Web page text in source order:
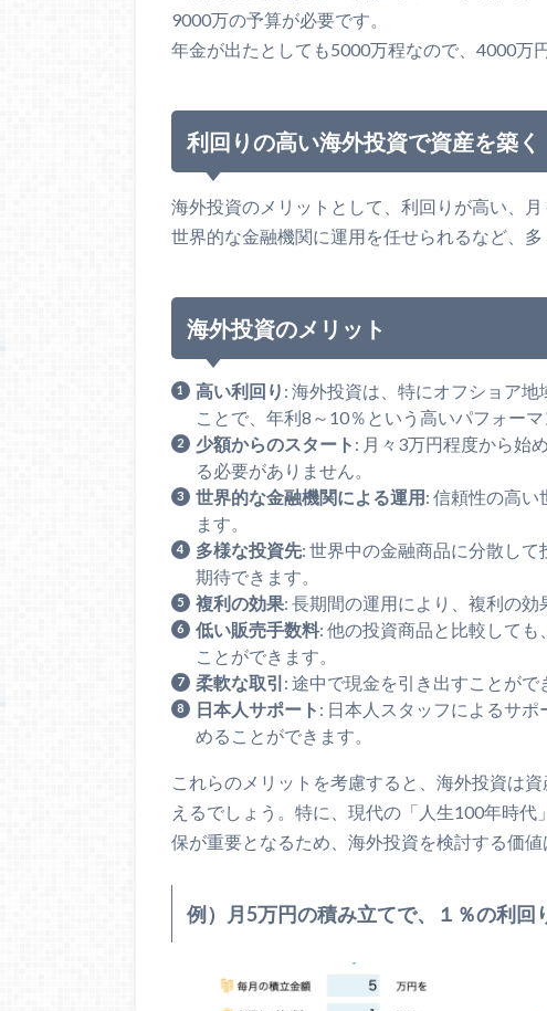
9000万の予算が必要です。
年金が出たとしても5000万程なので、4000万
利回りの高い海外投資で資産を築く
海外投資のメリットとして、利回りが高い、月
世界的な金融機関に運用を任せられるなど、
海外投資のメリット
高い利回り : 海外投資は、特にオフショア
ことで、年利8～10％という高いパフォー
少額からのスタート : 月々3万円程度から始
る必要がありません。
世界的な金融機関による運用 : 信頼性の高い
ます。
多様な投資先: 世界中の金融商品に分散し
期待できます。
複利の効果: 長期間の運用により、複利の効
低い販売手数料: 他の投資商品と比較して
ことができます。
柔軟な取引 : 途中で現金を引き出すことがで
日本人サポート : 日本人スタッフによるサ
めることができます。
これらのメリットを考慮すると、海外投資は
えるでしょう。特に、現代の「人生100年時
保が重要となるため、海外投資を検討する価値
例）月5万円の積み立てで、１％の利回